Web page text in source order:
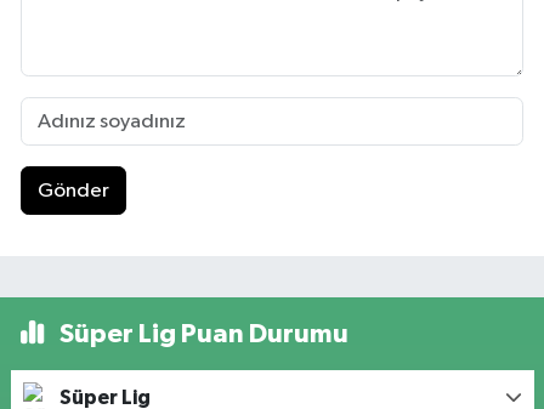
Gönder
Süper Lig Puan Durumu
Süper Lig